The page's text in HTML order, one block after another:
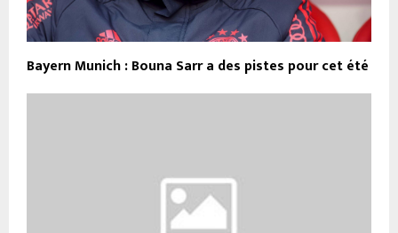
Bayern Munich : Bouna Sarr a des pistes pour cet été